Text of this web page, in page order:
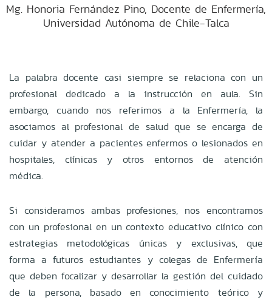
Mg. Honoria Fernández Pino, Docente de Enfermería,
Universidad Autónoma de Chile-Talca
La palabra docente casi siempre se relaciona con un
profesional dedicado a la instrucción en aula. Sin
embargo, cuando nos referimos a la Enfermería, la
asociamos al profesional de salud que se encarga de
cuidar y atender a pacientes enfermos o lesionados en
hospitales, clínicas y otros entornos de atención
médica.
Si consideramos ambas profesiones, nos encontramos
con un profesional en un contexto educativo clínico con
estrategias metodológicas únicas y exclusivas, que
forma a futuros estudiantes y colegas de Enfermería
que deben focalizar y desarrollar la gestión del cuidado
de la persona, basado en conocimiento teórico y